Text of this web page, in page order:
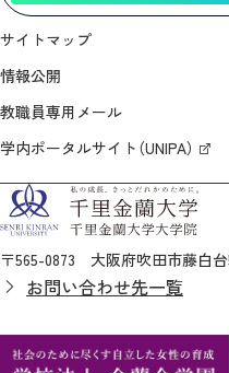
サイトマップ
情報公開
教職員専用メール
学内ポータルサイト（UNIPA）
〒565-0873 大阪府吹田市藤白台
お問い合わせ先一覧